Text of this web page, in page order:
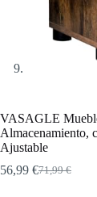
VASAGLE
Almacenamiento,
Ajustable
71,99€
El
56,99 €El